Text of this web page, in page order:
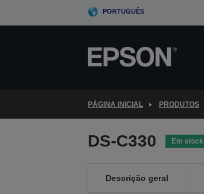
PORTUGUÊS
PÁGINA INICIAL PRODUTOS
DS-C330 Em stock
Descrição geral